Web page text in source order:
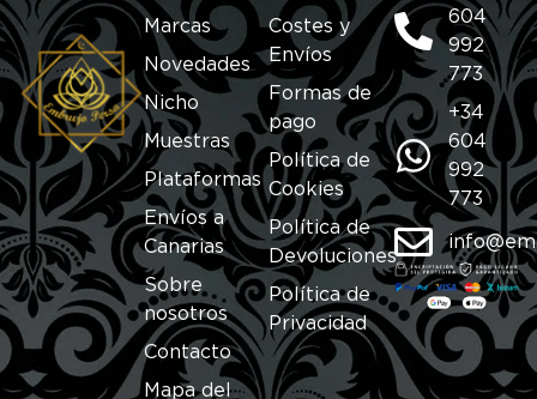
Marcas
Novedades
Nicho
Muestras
Plataformas
Envíos a
Canarias
Sobre
nosotros
Contacto
Mapa del
Costes y
Envíos
Formas de
pago
Política de
Cookies
Política de
Devoluciones
Política de
Privacidad
604
992
773
+34
604
992
773